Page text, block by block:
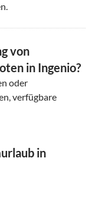
von
in Ingenio?
oder
verfügbare
in